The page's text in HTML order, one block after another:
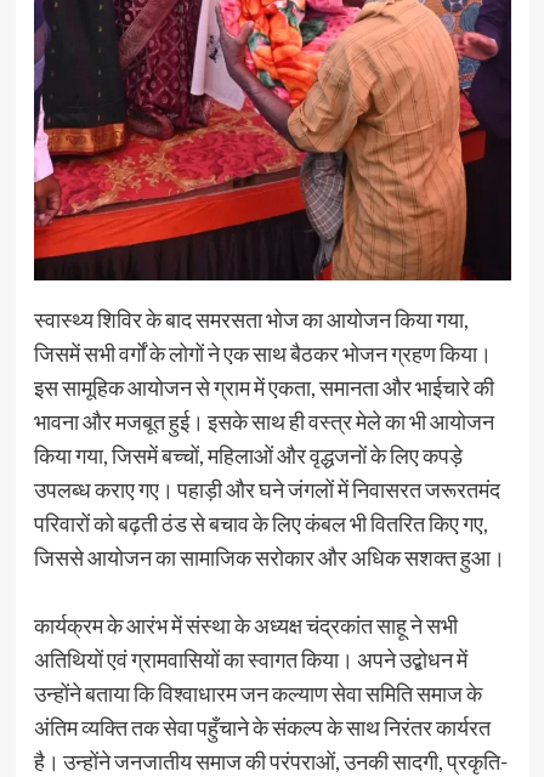
स्वास्थ्य शिविर के बाद समरसता भोज का आयोजन किया गया,
जिसमें सभी वर्गों के लोगों ने एक साथ बैठकर भोजन ग्रहण किया।
इस सामूहिक आयोजन से ग्राम में एकता, समानता और भाईचारे की
भावना और मजबूत हुई। इसके साथ ही वस्त्र मेले का भी आयोजन
किया गया, जिसमें बच्चों, महिलाओं और वृद्धजनों के लिए कपड़े
उपलब्ध कराए गए। पहाड़ी और घने जंगलों में निवासरत जरूरतमंद
परिवारों को बढ़ती ठंड से बचाव के लिए कंबल भी वितरित किए गए,
जिससे आयोजन का सामाजिक सरोकार और अधिक सशक्त हुआ।
कार्यक्रम के आरंभ में संस्था के अध्यक्ष चंद्रकांत साहू ने सभी
अतिथियों एवं ग्रामवासियों का स्वागत किया। अपने उद्बोधन में
उन्होंने बताया कि विश्वाधारम जन कल्याण सेवा समिति समाज के
अंतिम व्यक्ति तक सेवा पहुँचाने के संकल्प के साथ निरंतर कार्यरत
है। उन्होंने जनजातीय समाज की परंपराओं, उनकी सादगी, प्रकृति-